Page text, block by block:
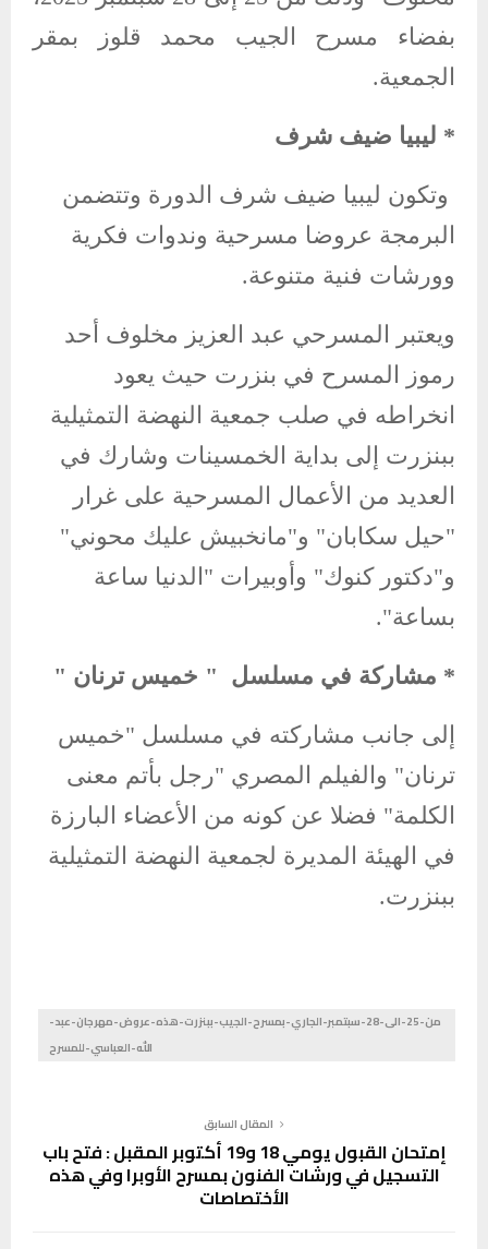
بفضاء مسرح الجيب محمد قلوز بمقر
الجمعية.
* ليبيا ضيف شرف
وتكون ليبيا ضيف شرف الدورة وتتضمن
البرمجة عروضا مسرحية وندوات فكرية
وورشات فنية متنوعة.
ويعتبر المسرحي عبد العزيز مخلوف أحد
رموز المسرح في بنزرت حيث يعود
انخراطه في صلب جمعية النهضة التمثيلية
ببنزرت إلى بداية الخمسينات وشارك في
العديد من الأعمال المسرحية على غرار
"حيل سكابان" و"مانخبيش عليك محوني"
و"دكتور كنوك" وأوبيرات "الدنيا ساعة
بساعة".
* مشاركة في مسلسل " خميس ترنان "
إلى جانب مشاركته في مسلسل "خميس
ترنان" والفيلم المصري "رجل بأتم معنى
الكلمة" فضلا عن كونه من الأعضاء البارزة
في الهيئة المديرة لجمعية النهضة التمثيلية
ببنزرت.
من-25-الى-28-سبتمبر-الجاري-بمسرح-الجيب-ببنزرت-هذه-عروض-مهرجان-عبد-
الله-العباسي-للمسرح
المقال السابق
إمتحان القبول يومي 18 و19 أكتوبر المقبل : فتح باب
التسجيل في ورشات الفنون بمسرح الأوبرا وفي هذه
الأختصاصات